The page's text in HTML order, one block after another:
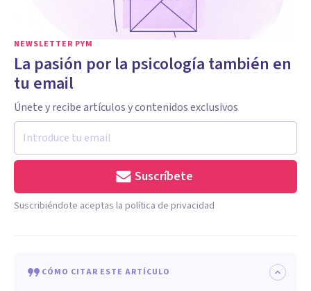
NEWSLETTER PYM
La pasión por la psicología también en
tu email
Únete y recibe artículos y contenidos exclusivos
Suscríbete
Suscribiéndote aceptas la política de privacidad
CÓMO CITAR ESTE ARTÍCULO